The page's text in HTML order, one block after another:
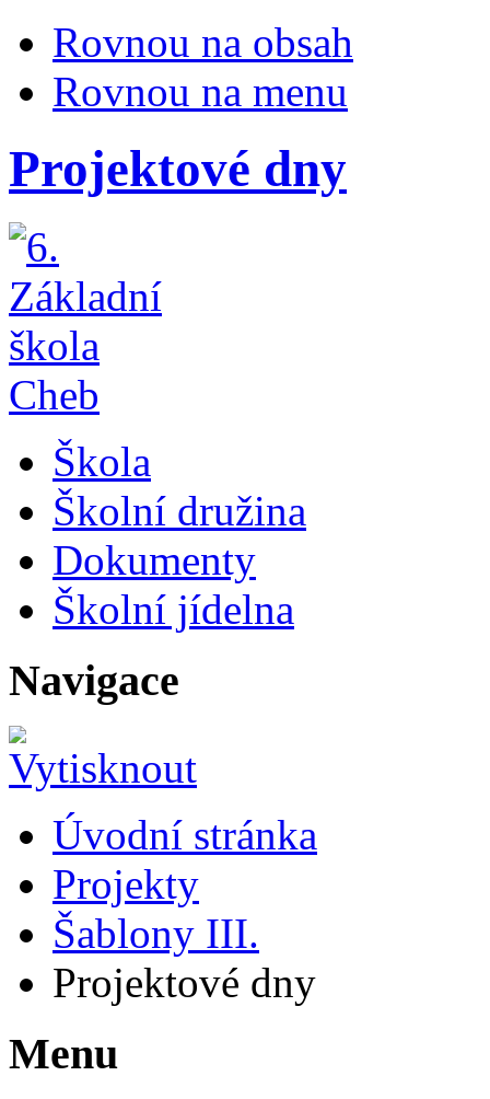
Rovnou na obsah
Rovnou na menu
Projektové dny
Škola
Školní družina
Dokumenty
Školní jídelna
Navigace
Úvodní stránka
Projekty
Šablony III.
Projektové dny
Menu